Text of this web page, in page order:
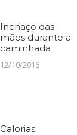
Inchaço das
mãos durante a
caminhada
12/10/2016
Calorias